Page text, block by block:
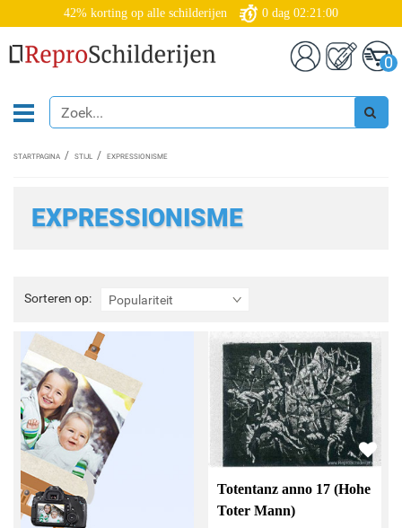
42% korting op alle schilderijen 0 dag 02:20:58
0
STARTPAGINA STIJL EXPRESSIONISME
EXPRESSIONISME
Sorteren op: Populariteit
Sorteren
op:
Totentanz anno 17 (Hohe
Toter Mann)